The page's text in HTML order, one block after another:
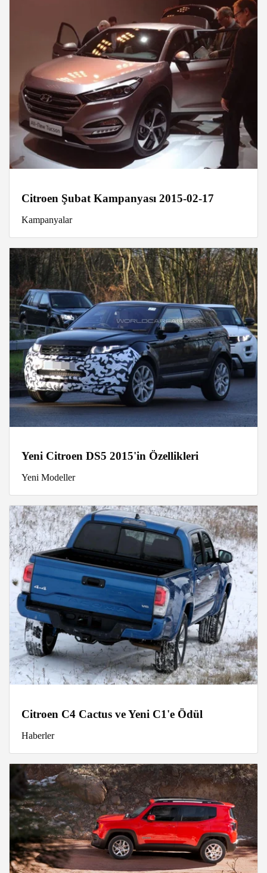
Citroen Şubat Kampanyası 2015-02-17
Kampanyalar
Yeni Citroen DS5 2015'in Özellikleri
Yeni Modeller
Citroen C4 Cactus ve Yeni C1'e Ödül
Haberler